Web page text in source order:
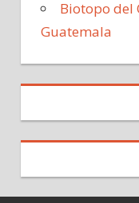
Biotopo del
Guatemala